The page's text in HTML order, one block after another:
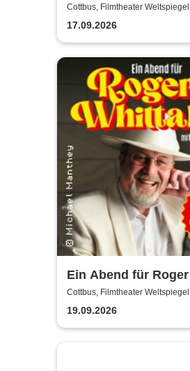
Musik-Comedy-
Show! - (ständig
Cottbus, Filmtheater
17.09.2026
Ein Abend für Roger
Whittaker - Die
mit allen seinen
Cottbus, Filmtheater
19.09.2026